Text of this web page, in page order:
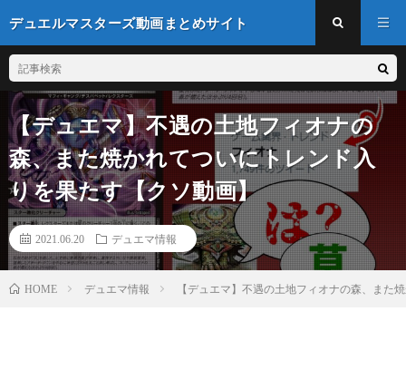
デュエルマスターズ動画まとめサイト
【デュエマ】不遇の土地フィオナの
森、また焼かれてついにトレンド入
りを果たす【クソ動画】
2021.06.20 デュエマ情報
HOME デュエマ情報 【デュエマ】不遇の土地フィオナの森、また